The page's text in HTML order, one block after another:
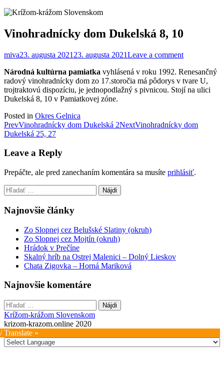
Vinohradnícky dom Dukelská 8, 10
miva23. augusta 2021 23. augusta 2021Leave a comment
Národná kultúrna pamiatka vyhlásená v roku 1992. Renesančný
radový vinohradnícky dom zo 17.storočia má pôdorys v tvare U,
trojtraktovú dispozíciu, je jednopodlažný s pivnicou. Stojí na ulici
Dukelská 8, 10 v Pamiatkovej zóne.
Posted in Okres Gelnica
Post
navigation
PrevVinohradnícky dom Dukelská 2NextVinohradnícky dom
Dukelská 25, 27
Leave a Reply
Prepáčte, ale pred zanechaním komentára sa musíte prihlásiť.
Hľadať:
Najnovšie články
Zo Slopnej cez Belušské Slatiny (okruh)
Zo Slopnej cez Mojtín (okruh)
Hrádok v Prečíne
Skalný hríb na Ostrej Malenici – Dolný Lieskov
Chata Zigovka – Horná Mariková
Najnovšie komentáre
Hľadať:
Krížom-krážom Slovenskom
krizom-krazom.online 2020
Translate »